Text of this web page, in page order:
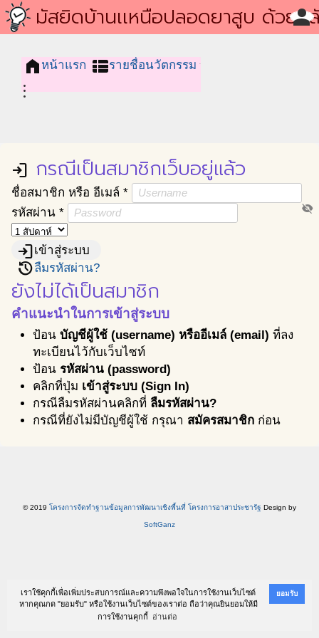
เราใช้คุกกี้เพื่อเพิ่มประสบการณ์และความพึงพอใจในการใช้งานเว็บไซต์
หากคุณกด "ยอมรับ" หรือใช้งานเว็บไซต์ของเราต่อ ถือว่าคุณยินยอมให้มี
การใช้งานคุกกี้
อ่านต่อ
ยอมรับ
โครงการชุมชนนวัตกรรม
มัสยิดบ้านเเหนือปลอดยาสูบ ด้วยห
สอนการส่งเสริมความดีและยับยั้งค
home หน้าแรก view_listรายชื่อนวัตกรรม
more_vert
person
login กรณีเป็นสมาชิกเว็บอยู่แล้ว
ชื่อสมาชิก หรือ อีเมล์ *
รหัสผ่าน * visibility_off
loginเข้าสู่ระบบ
restoreลืมรหัสผ่าน?
ยังไม่ได้เป็นสมาชิก
คำแนะนำในการเข้าสู่ระบบ
ป้อน บัญชีผู้ใช้ (username) หรืออีเมล์ (email) ที่ลง
ทะเบียนไว้กับเว็บไซท์
ป้อน รหัสผ่าน (password)
คลิกที่ปุ่ม เข้าสู่ระบบ (Sign In)
กรณีลืมรหัสผ่านคลิกที่ ลืมรหัสผ่าน?
กรณีที่ยังไม่มีบัญชีผู้ใช้ กรุณา สมัครสมาชิก ก่อน
© 2019 โครงการจัดทำฐานข้อมูลการพัฒนาเชิงพื้นที่ โครงการอาสาประชารัฐ Design by
SoftGanz